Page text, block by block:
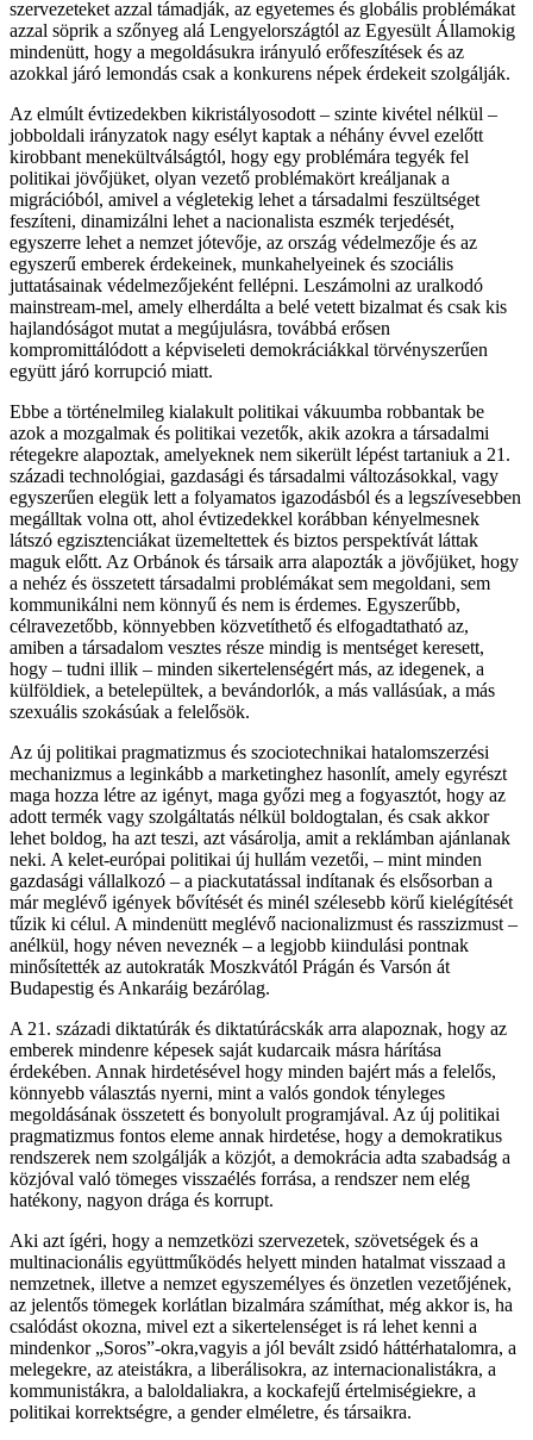
szervezeteket azzal támadják, az egyetemes és globális problémákat
azzal söprik a szőnyeg alá Lengyelországtól az Egyesült Államokig
mindenütt, hogy a megoldásukra irányuló erőfeszítések és az
azokkal járó lemondás csak a konkurens népek érdekeit szolgálják.
Az elmúlt évtizedekben kikristályosodott – szinte kivétel nélkül –
jobboldali irányzatok nagy esélyt kaptak a néhány évvel ezelőtt
kirobbant menekültválságtól, hogy egy problémára tegyék fel
politikai jövőjüket, olyan vezető problémakört kreáljanak a
migrációból, amivel a végletekig lehet a társadalmi feszültséget
feszíteni, dinamizálni lehet a nacionalista eszmék terjedését,
egyszerre lehet a nemzet jótevője, az ország védelmezője és az
egyszerű emberek érdekeinek, munkahelyeinek és szociális
juttatásainak védelmezőjeként fellépni. Leszámolni az uralkodó
mainstream-mel, amely elherdálta a belé vetett bizalmat és csak kis
hajlandóságot mutat a megújulásra, továbbá erősen
kompromittálódott a képviseleti demokráciákkal törvényszerűen
együtt járó korrupció miatt.
Ebbe a történelmileg kialakult politikai vákuumba robbantak be
azok a mozgalmak és politikai vezetők, akik azokra a társadalmi
rétegekre alapoztak, amelyeknek nem sikerült lépést tartaniuk a 21.
századi technológiai, gazdasági és társadalmi változásokkal, vagy
egyszerűen elegük lett a folyamatos igazodásból és a legszívesebben
megálltak volna ott, ahol évtizedekkel korábban kényelmesnek
látszó egzisztenciákat üzemeltettek és biztos perspektívát láttak
maguk előtt. Az Orbánok és társaik arra alapozták a jövőjüket, hogy
a nehéz és összetett társadalmi problémákat sem megoldani, sem
kommunikálni nem könnyű és nem is érdemes. Egyszerűbb,
célravezetőbb, könnyebben közvetíthető és elfogadtatható az,
amiben a társadalom vesztes része mindig is mentséget keresett,
hogy – tudni illik – minden sikertelenségért más, az idegenek, a
külföldiek, a betelepültek, a bevándorlók, a más vallásúak, a más
szexuális szokásúak a felelősök.
Az új politikai pragmatizmus és szociotechnikai hatalomszerzési
mechanizmus a leginkább a marketinghez hasonlít, amely egyrészt
maga hozza létre az igényt, maga győzi meg a fogyasztót, hogy az
adott termék vagy szolgáltatás nélkül boldogtalan, és csak akkor
lehet boldog, ha azt teszi, azt vásárolja, amit a reklámban ajánlanak
neki. A kelet-európai politikai új hullám vezetői, – mint minden
gazdasági vállalkozó – a piackutatással indítanak és elsősorban a
már meglévő igények bővítését és minél szélesebb körű kielégítését
tűzik ki célul. A mindenütt meglévő nacionalizmust és rasszizmust –
anélkül, hogy néven neveznék – a legjobb kiindulási pontnak
minősítették az autokraták Moszkvától Prágán és Varsón át
Budapestig és Ankaráig bezárólag.
A 21. századi diktatúrák és diktatúrácskák arra alapoznak, hogy az
emberek mindenre képesek saját kudarcaik másra hárítása
érdekében. Annak hirdetésével hogy minden bajért más a felelős,
könnyebb választás nyerni, mint a valós gondok tényleges
megoldásának összetett és bonyolult programjával. Az új politikai
pragmatizmus fontos eleme annak hirdetése, hogy a demokratikus
rendszerek nem szolgálják a közjót, a demokrácia adta szabadság a
közjóval való tömeges visszaélés forrása, a rendszer nem elég
hatékony, nagyon drága és korrupt.
Aki azt ígéri, hogy a nemzetközi szervezetek, szövetségek és a
multinacionális együttműködés helyett minden hatalmat visszaad a
nemzetnek, illetve a nemzet egyszemélyes és önzetlen vezetőjének,
az jelentős tömegek korlátlan bizalmára számíthat, még akkor is, ha
csalódást okozna, mivel ezt a sikertelenséget is rá lehet kenni a
mindenkor „Soros”-okra,vagyis a jól bevált zsidó háttérhatalomra, a
melegekre, az ateistákra, a liberálisokra, az internacionalistákra, a
kommunistákra, a baloldaliakra, a kockafejű értelmiségiekre, a
politikai korrektségre, a gender elméletre, és társaikra.